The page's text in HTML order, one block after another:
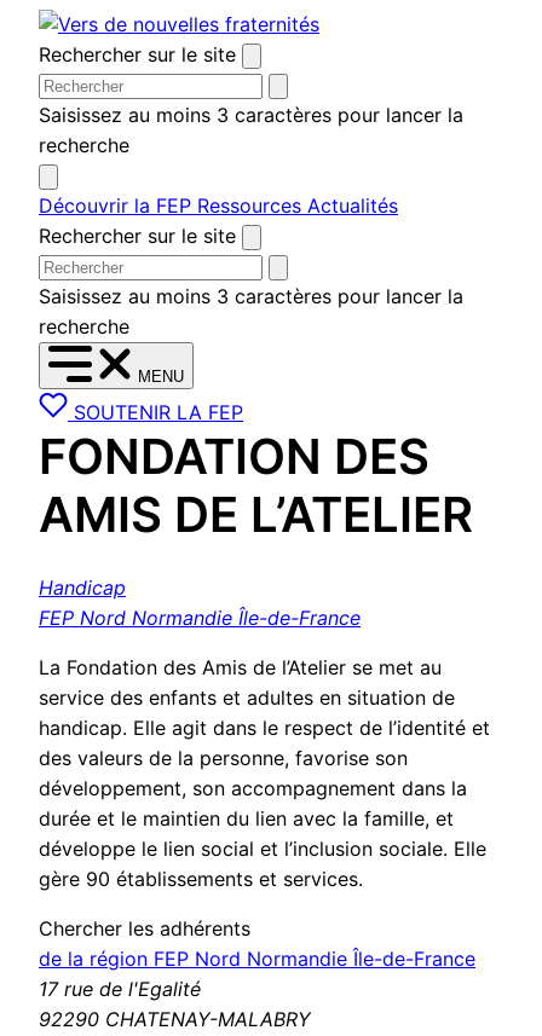
Aller
au
contenu
Rechercher sur le site
Saisissez au moins 3 caractères pour lancer la
recherche
Découvrir la FEP Ressources Actualités
Rechercher sur le site
Saisissez au moins 3 caractères pour lancer la
recherche
MENU
SOUTENIR LA FEP
FONDATION DES
AMIS DE L’ATELIER
Handicap
FEP Nord Normandie Île-de-France
La Fondation des Amis de l’Atelier se met au
service des enfants et adultes en situation de
handicap. Elle agit dans le respect de l’identité et
des valeurs de la personne, favorise son
développement, son accompagnement dans la
durée et le maintien du lien avec la famille, et
développe le lien social et l’inclusion sociale. Elle
gère 90 établissements et services.
Chercher les adhérents
de la région FEP Nord Normandie Île-de-France
17 rue de l'Egalité
92290 CHATENAY-MALABRY